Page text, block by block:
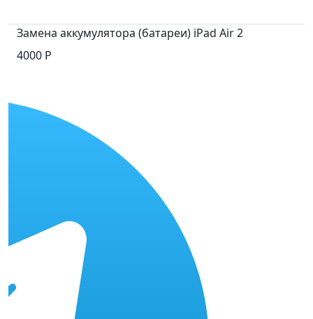
Замена аккумулятора (батареи) iPad Air 2
4000 Р